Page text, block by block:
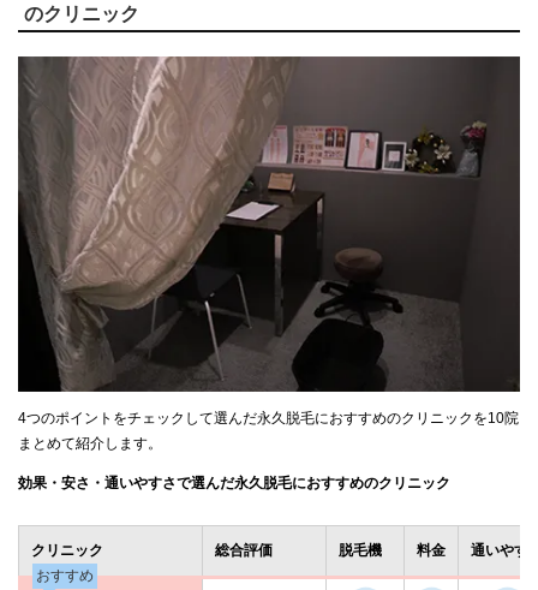
のクリニック
4つのポイントをチェックして選んだ永久脱毛におすすめのクリニックを10院
まとめて紹介します。
効果・安さ・通いやすさで選んだ永久脱毛におすすめのクリニック
クリニック 総合評価 脱毛機 料金
通いやす
おすすめ